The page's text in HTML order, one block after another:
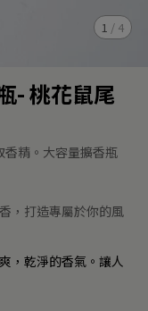
1 / 4
- 桃花鼠尾
香精。大容量擴香瓶
，打造專屬於你的風
，乾淨的香氣。讓人